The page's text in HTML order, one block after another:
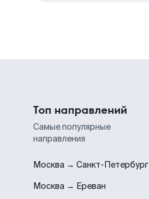
Топ направлений
Самые популярные
направления
Москва → Санкт-Петербург
Москва → Ереван